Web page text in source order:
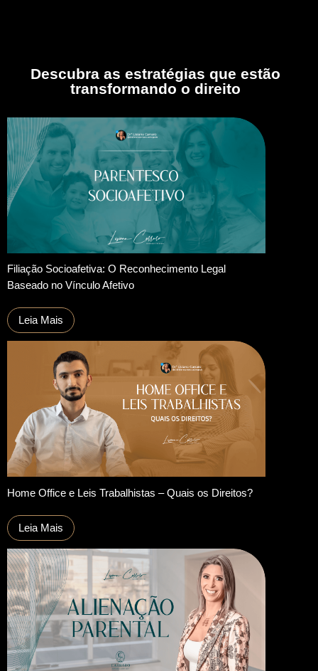
Descubra as estratégias que estão
transformando o direito
Filiação Socioafetiva: O Reconhecimento Legal
Baseado no Vínculo Afetivo
Leia Mais
Home Office e Leis Trabalhistas – Quais os Direitos?
Leia Mais